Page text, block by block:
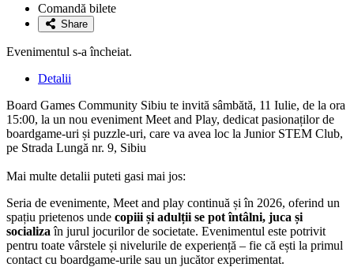
favoriteComandă bilete
Share
Evenimentul s-a încheiat.
Detalii
Board Games Community Sibiu te invită sâmbătă, 11 Iulie, de la ora
15:00, la un nou eveniment Meet and Play, dedicat pasionaților de
boardgame-uri și puzzle-uri, care va avea loc la Junior STEM Club,
pe Strada Lungă nr. 9, Sibiu
Mai multe detalii puteti gasi mai jos:
Seria de evenimente, Meet and play continuă și în 2026, oferind un
spațiu prietenos unde copiii și adulții se pot întâlni, juca și
socializa în jurul jocurilor de societate. Evenimentul este potrivit
pentru toate vârstele și nivelurile de experiență – fie că ești la primul
contact cu boardgame-urile sau un jucător experimentat.